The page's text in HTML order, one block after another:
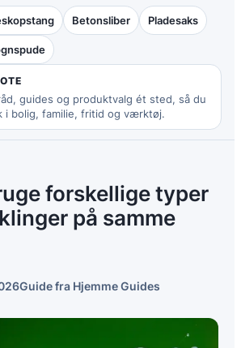
Betonsliber Pladesaks
guides og produktvalg ét sted, så du
i bolig, familie, fritid og værktøj.
forskellige typer
på samme
Guide fra Hjemme Guides